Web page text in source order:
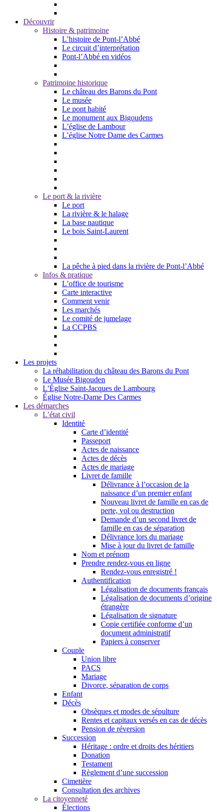
Découvrir
Histoire & patrimoine
L’histoire de Pont-l’Abbé
Le circuit d’interprétation
Pont-l’Abbé en vidéos
Patrimoine historique
Le château des Barons du Pont
Le musée
Le pont habité
Le monument aux Bigoudens
L’église de Lambour
L’église Notre Dame des Carmes
Le port & la rivière
Le port
La rivière & le halage
La base nautique
Le bois Saint-Laurent
La pêche à pied dans la rivière de Pont-l’Abbé
Infos & pratique
L’office de tourisme
Carte interactive
Comment venir
Les marchés
Le comité de jumelage
La CCPBS
Les projets
La réhabilitation du château des Barons du Pont
Le Musée Bigouden
L’Église Saint-Jacques de Lambourg
Église Notre-Dame Des Carmes
Les démarches
L’état civil
Identité
Carte d’identité
Passeport
Actes de naissance
Actes de décès
Actes de mariage
Livret de famille
Délivrance à l’occasion de la
naissance d’un premier enfant
Nouveau livret de famille en cas de
perte, vol ou destruction
Demande d’un second livret de
famille en cas de séparation
Délivrance lors du mariage
Mise à jour du livret de famille
Nom et prénom
Prendre rendez-vous en ligne
Rendez-vous enregistré !
Authentification
Légalisation de documents français
Légalisation de documents d’origine
étrangère
Légalisation de signature
Copie certifiée conforme d’un
document administratif
Papiers à conserver
Couple
Union libre
PACS
Mariage
Divorce, séparation de corps
Enfant
Décès
Obsèques et modes de sépulture
Rentes et capitaux versés en cas de décès
Pension de réversion
Succession
Héritage : ordre et droits des héritiers
Donation
Testament
Règlement d’une succession
Cimetière
Consultation des archives
La citoyenneté
Élections